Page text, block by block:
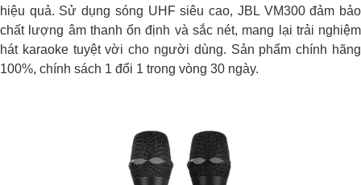
hiệu quả. Sử dụng sóng UHF siêu cao, JBL VM300 đảm bảo
chất lượng âm thanh ổn định và sắc nét, mang lại trải nghiệm
hát karaoke tuyệt vời cho người dùng. Sản phẩm chính hãng
100%, chính sách 1 đổi 1 trong vòng 30 ngày.